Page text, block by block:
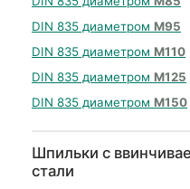
DIN 835 диаметром М95
DIN 835 диаметром М110
DIN 835 диаметром М125
DIN 835 диаметром М150
Шпильки с
стали